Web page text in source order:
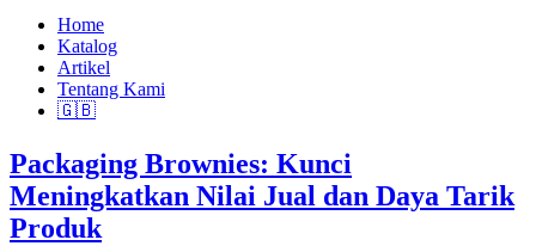
Home
Katalog
Artikel
Tentang Kami
🇬🇧
Packaging Brownies: Kunci
Meningkatkan Nilai Jual dan Daya Tarik
Produk